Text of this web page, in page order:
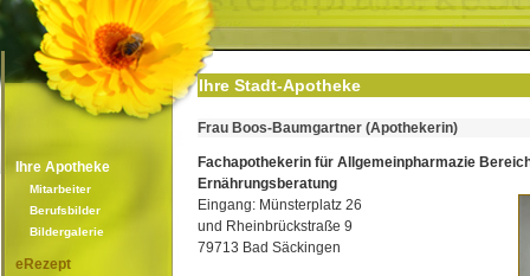
Ihre Apotheke
Mitarbeiter
Berufsbilder
Bildergalerie
eRezept
Ihre Stadt-Apotheke
Frau Boos-Baumgartner (Apothekerin)
Fachapothekerin für Allgemeinpharmazie
Ernährungsberatung
Eingang: Münsterplatz 26
und Rheinbrückstraße 9
79713 Bad Säckingen